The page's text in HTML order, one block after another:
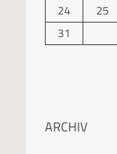
24
25
31
ARCHIV